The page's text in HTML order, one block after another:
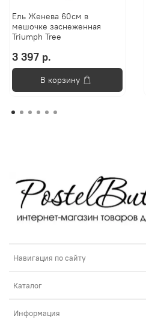
Ель Женева 60см в
мешочке заснеженная
Triumph Tree
3 397 р.
В корзину
Навигация по сайту
Каталог
Информация